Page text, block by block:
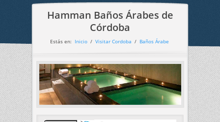
Hamman Baños Árabes de
Córdoba
Estás en: Inicio / Visitar Cordoba / Baños Árabe